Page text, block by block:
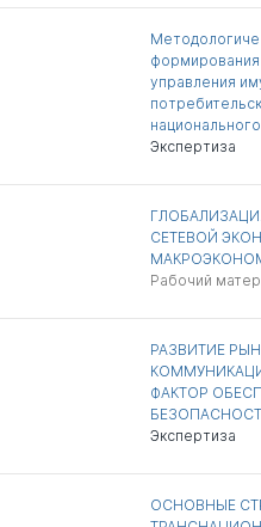
управления
Экспертиза
СЕТЕВОЙ
Рабочий
РАЗВИТИЕ
ФАКТОР
Экспертиза
ОСНОВНЫЕ